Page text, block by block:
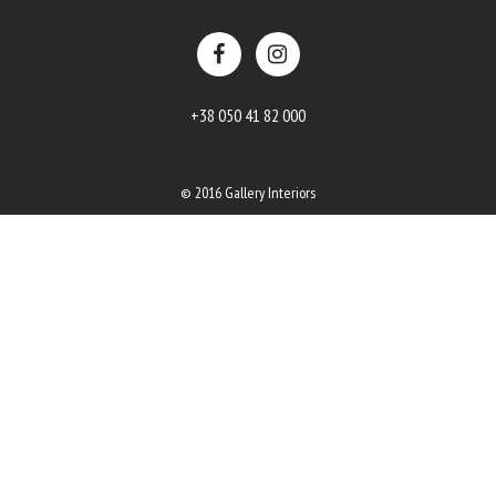
+38 050 41 82 000
© 2016 Gallery Interiors